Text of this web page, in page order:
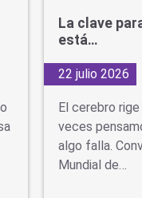
La clave
está…
22 julio 2026
El cerebro
veces
algo falla.
Mundial de…